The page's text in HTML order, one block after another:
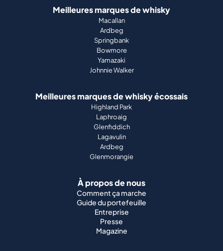
Meilleures marques de whisky
Macallan
Ardbeg
Springbank
Bowmore
Yamazaki
Johnnie Walker
Meilleures marques de whisky écossais
Highland Park
Laphroaig
Glenfiddich
Lagavulin
Ardbeg
Glenmorangie
À propos de nous
Comment ça marche
Guide du portefeuille
Entreprise
Presse
Magazine